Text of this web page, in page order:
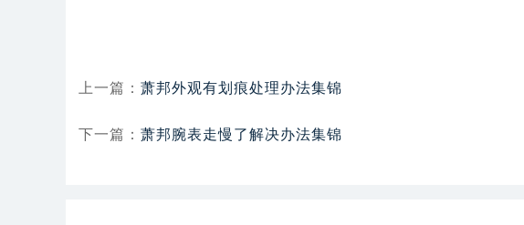
上一篇： 萧邦外观有划痕处理办法集锦
下一篇： 萧邦腕表走慢了解决办法集锦